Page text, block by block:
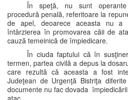
În speţă, nu sunt
procedură penală, referitoare la
de apel, deoarece aceasta nu a
întârzierea în promovarea căii de
cauză temeinică de împiedicare.
În ciuda faptului că în
termen, partea civilă a depus la
care rezultă că aceasta a fost
Judeţean de Urgenţă Bistriţa
documente nu fac dovada
atac.